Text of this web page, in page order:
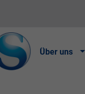
Über uns